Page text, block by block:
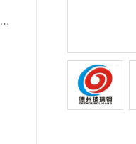
DW3-88-11型离心式屋顶风机